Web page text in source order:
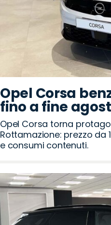
Opel Corsa
fino a fine
Opel Corsa torna
Rottamazione: prezzo da
e consumi contenuti.